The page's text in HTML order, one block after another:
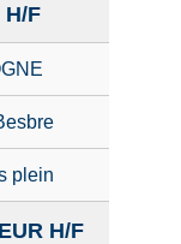
F
plein
H/F